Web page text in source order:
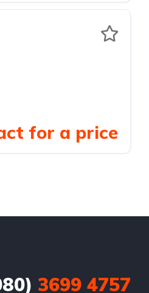
for a price
3699 4757